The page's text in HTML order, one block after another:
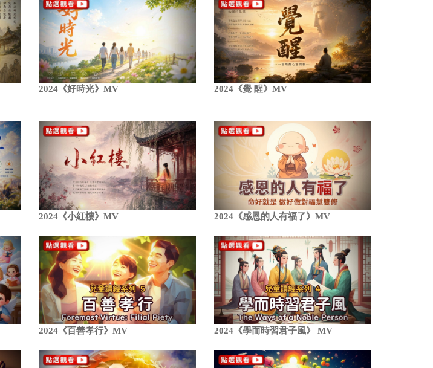
2024《好時光》MV 2024《覺 醒》MV
2024《小紅樓》MV 2024《感恩的人有福了》MV
2024《百善孝行》MV 2024《學而時習君子風》 MV